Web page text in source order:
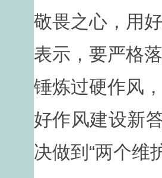
敬畏之心，用
表示，要严格
锤炼过硬作风
好作风建设新
决做到“两个维